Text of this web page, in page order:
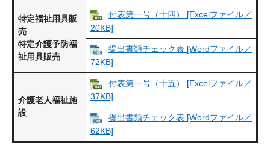
特定福祉用具販
売
特定介護予防福
祉用具販売
付表第一号（十四） [Excelファイル／
20KB]
提出書類チェック表 [Wordファイル／
72KB]
介護老人福祉施
設
付表第一号（十五） [Excelファイル／
37KB]
提出書類チェック表 [Wordファイル／
62KB]